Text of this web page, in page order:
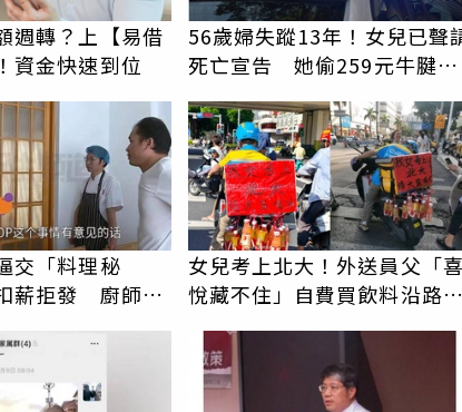
週轉？上【易借
資金快速到位
56歲婦失蹤13年！女兒已聲
死亡宣告 她偷259元牛腱心
交「料理秘
薪拒發 廚師怒
女兒考上北大！外送員父「
悅藏不住」自費買飲料沿路
人 平台霸氣幫付學費